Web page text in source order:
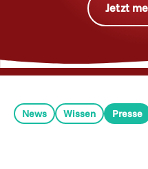
Jetzt
News Wissen Presse